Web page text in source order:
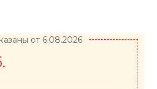
от 6.08.2026